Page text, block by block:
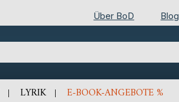
Über BoD Blog
LYRIK E-BOOK-ANGEBOTE %